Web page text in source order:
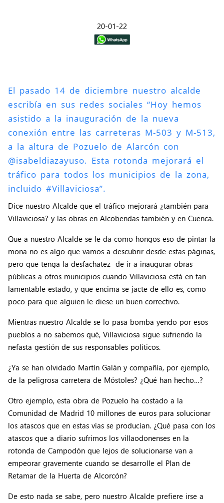
20-01-22
El pasado 14 de diciembre nuestro alcalde
escribía en sus redes sociales “Hoy hemos
asistido a la inauguración de la nueva
conexión entre las carreteras M-503 y M-513,
a la altura de Pozuelo de Alarcón con
@isabeldiazayuso. Esta rotonda mejorará el
tráfico para todos los municipios de la zona,
incluido #Villaviciosa”.
Dice nuestro Alcalde que el tráfico mejorará ¿también para
Villaviciosa? y las obras en Alcobendas también y en Cuenca.
Que a nuestro Alcalde se le da como hongos eso de pintar la
mona no es algo que vamos a descubrir desde estas páginas,
pero que tenga la desfachatez de ir a inaugurar obras
públicas a otros municipios cuando Villaviciosa está en tan
lamentable estado, y que encima se jacte de ello es, como
poco para que alguien le diese un buen correctivo.
Mientras nuestro Alcalde se lo pasa bomba yendo por esos
pueblos a no sabemos qué, Villaviciosa sigue sufriendo la
nefasta gestión de sus responsables políticos.
¿Ya se han olvidado Martín Galán y compañía, por ejemplo,
de la peligrosa carretera de Móstoles? ¿Qué han hecho…?
Otro ejemplo, esta obra de Pozuelo ha costado a la
Comunidad de Madrid 10 millones de euros para solucionar
los atascos que en estas vías se producían. ¿Qué pasa con los
atascos que a diario sufrimos los villaodonenses en la
rotonda de Campodón que lejos de solucionarse van a
empeorar gravemente cuando se desarrolle el Plan de
Retamar de la Huerta de Alcorcón?
De esto nada se sabe, pero nuestro Alcalde prefiere irse a